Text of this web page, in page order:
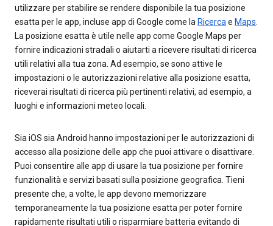
utilizzare per stabilire se rendere disponibile la tua posizione
esatta per le app, incluse app di Google come la Ricercae Maps.
La posizione esatta è utile nelle app come Google Maps per
fornire indicazioni stradali o aiutarti a ricevere risultati di ricerca
utili relativi alla tua zona. Ad esempio, se sono attive le
impostazioni o le autorizzazioni relative alla posizione esatta,
riceverai risultati di ricerca più pertinenti relativi, ad esempio, a
luoghi e informazioni meteo locali.
Sia iOS sia Android hanno impostazioni per le autorizzazioni di
accesso alla posizione delle app che puoi attivare o disattivare.
Puoi consentire alle app di usare la tua posizione per fornire
funzionalità e servizi basati sulla posizione geografica. Tieni
presente che, a volte, le app devono memorizzare
temporaneamente la tua posizione esatta per poter fornire
rapidamente risultati utili o risparmiare batteria evitando di